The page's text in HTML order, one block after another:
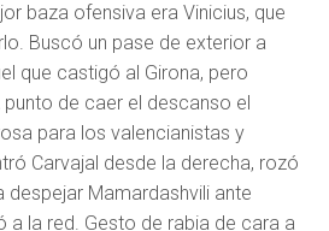
baza ofensiva era Vinicius, que
Buscó un pase de exterior a
que castigó al Girona, pero
de caer el descanso el
para los valencianistas y
Carvajal desde la derecha, rozó
despejar Mamardashvili ante
a la red. Gesto de rabia de cara a